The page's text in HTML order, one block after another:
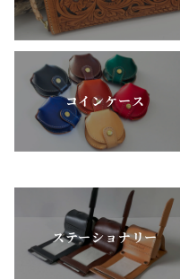
コインケース
ステーショナリー